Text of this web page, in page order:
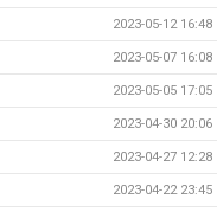
2023-05-12 16:48
2023-05-07 16:08
2023-05-05 17:05
2023-04-30 20:06
2023-04-27 12:28
2023-04-22 23:45